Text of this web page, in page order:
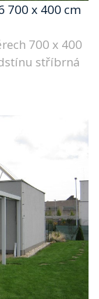
700 x 400 cm
700 x 400
stříbrná